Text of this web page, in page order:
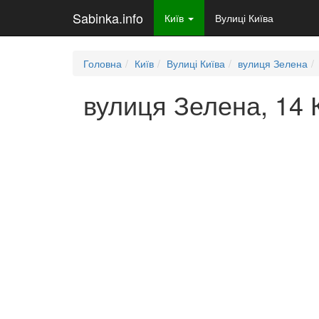
Sabinka.info Київ Вулиці Київа
Головна Київ Вулиці Київа вулиця Зелена
вулиця Зелена, 14